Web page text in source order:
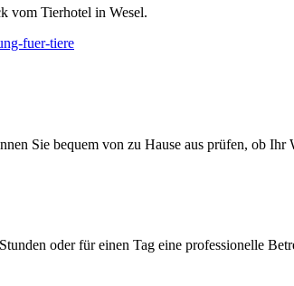
vom Tierhotel in Wesel.
Sie bequem von zu Hause aus prüfen, ob Ihr
oder für einen Tag eine professionelle